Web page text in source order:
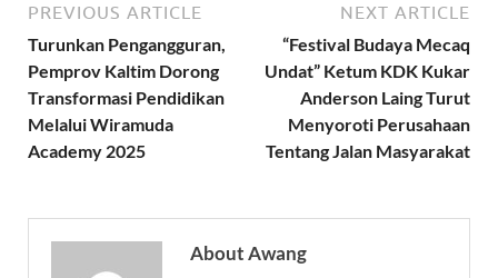
PREVIOUS ARTICLE
Turunkan Pengangguran,
Pemprov Kaltim Dorong
Transformasi Pendidikan
Melalui Wiramuda
Academy 2025
NEXT ARTICLE
“Festival Budaya Mecaq
Undat” Ketum KDK Kukar
Anderson Laing Turut
Menyoroti Perusahaan
Tentang Jalan Masyarakat
About Awang